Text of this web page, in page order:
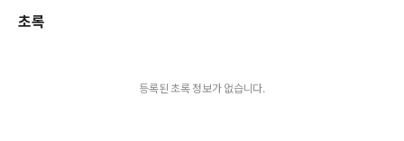
초록
등록된 초록 정보가 없습니다.